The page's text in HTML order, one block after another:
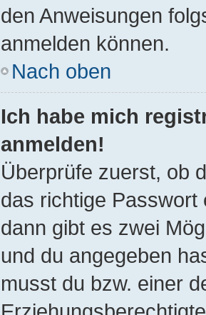
den Anweisungen
anmelden können.
Nach oben
Ich habe mich
anmelden!
Überprüfe zuerst, ob
das richtige Passwort
dann gibt es zwei
und du angegeben
musst du bzw. einer